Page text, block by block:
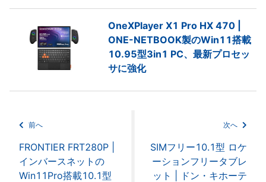
OneXPlayer X1 Pro HX 470 |
ONE-NETBOOK製のWin11搭載
10.95型3in1 PC、最新プロセッ
サに強化
前へ
FRONTIER FRT280P |
インバースネットの
Win11Pro搭載10.1型
次へ
SIMフリー10.1型 ロケ
ーションフリータブレ
ット | ドン・キホーテ